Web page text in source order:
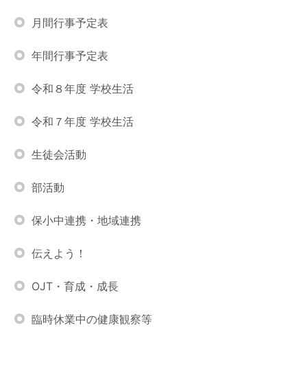
月間行事予定表
年間行事予定表
令和８年度 学校生活
令和７年度 学校生活
生徒会活動
部活動
保小中連携・地域連携
伝えよう！
OJT・育成・成長
臨時休業中の健康観察等